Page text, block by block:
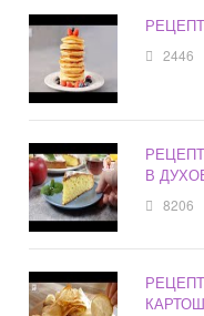
2446
В
8206